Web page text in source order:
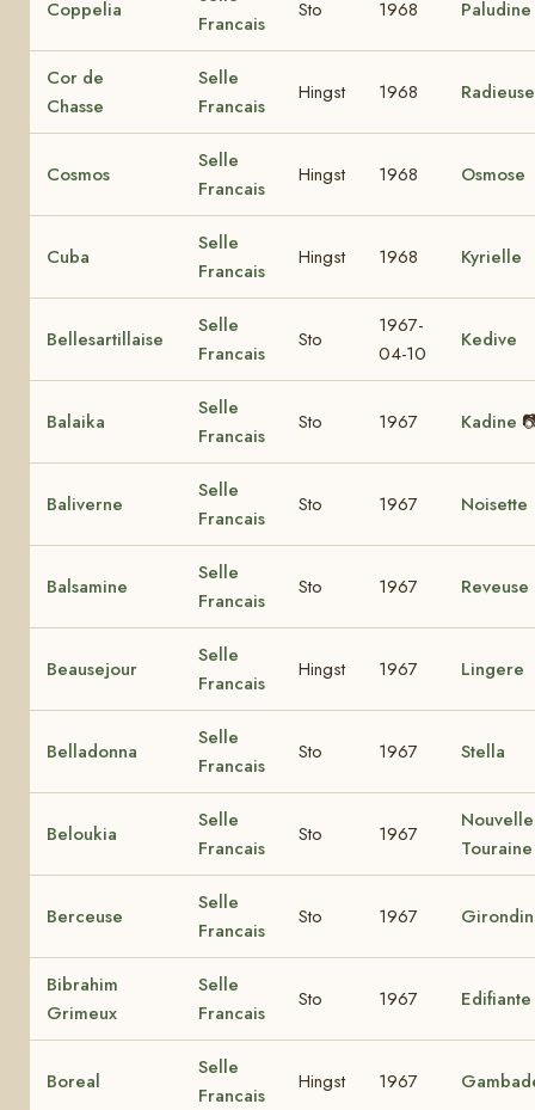
Coppelia
Francais
Sto 1968 Paludine
Cor de
Chasse
Selle
Francais
Hingst 1968 Radieuse
Cosmos
Selle
Francais
Hingst 1968 Osmose
Cuba
Selle
Francais
Hingst 1968 Kyrielle
Bellesartillaise
Selle
Francais
Sto
1967-
04-10
Kedive
Balaika
Selle
Francais
Sto 1967 Kadine
Baliverne
Selle
Francais
Sto 1967 Noisette
Balsamine
Selle
Francais
Sto 1967 Reveuse
Beausejour
Selle
Francais
Hingst 1967 Lingere
Belladonna
Selle
Francais
Sto 1967 Stella
Beloukia
Selle
Francais
Sto 1967
Nouvelle
Touraine
Berceuse
Selle
Francais
Sto 1967
Bibrahim
Grimeux
Selle
Francais
Sto 1967 Edifiante
Boreal
Selle
Francais
Hingst 1967